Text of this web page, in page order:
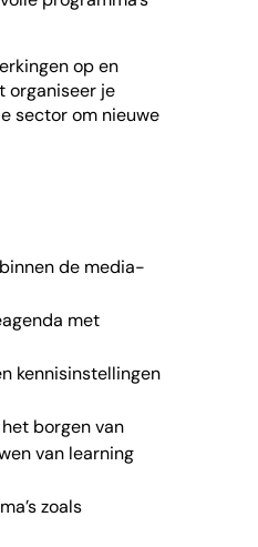
op en
organiseer je
sector om nieuwe
de media-
met
kennisinstellingen
borgen van
van learning
zoals